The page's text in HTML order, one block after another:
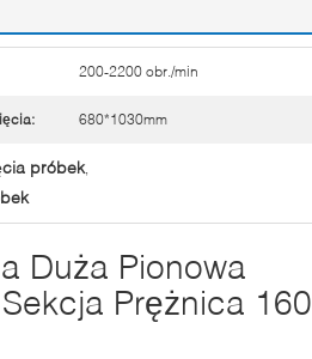
200-2200 obr./min
680*1030mm
próbek,
Duża Pionowa
Prężnica 160